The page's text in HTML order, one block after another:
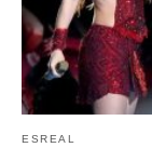
ESREAL